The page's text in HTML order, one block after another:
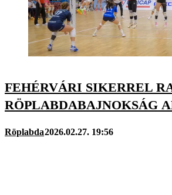
FEHÉRVÁRI SIKERREL
RÖPLABDABAJNOKSÁG
Röplabda2026.02.27. 19:56